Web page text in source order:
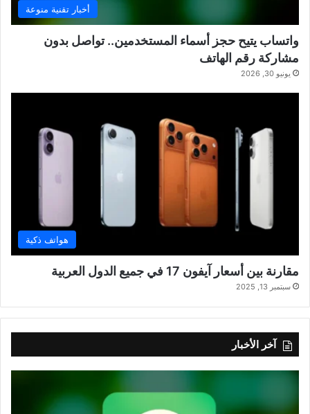
أخبار تقنية منوعة
واتساب يتيح حجز أسماء المستخدمين.. تواصل بدون
مشاركة رقم الهاتف
يونيو 30, 2026
هواتف ذكية
مقارنة بين أسعار آيفون 17 في جميع الدول العربية
سبتمبر 13, 2025
آخر الأخبار